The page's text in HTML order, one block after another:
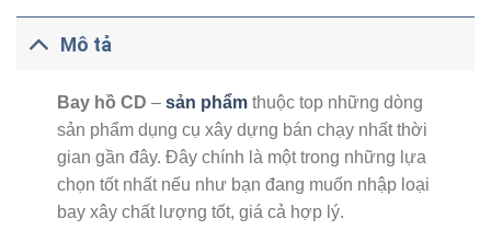
Mô tả
Bay hồ CD – sản phẩmthuộc top những dòng
sản phẩm dụng cụ xây dựng bán chạy nhất thời
gian gần đây. Đây chính là một trong những lựa
chọn tốt nhất nếu như bạn đang muốn nhập loại
bay xây chất lượng tốt, giá cả hợp lý.